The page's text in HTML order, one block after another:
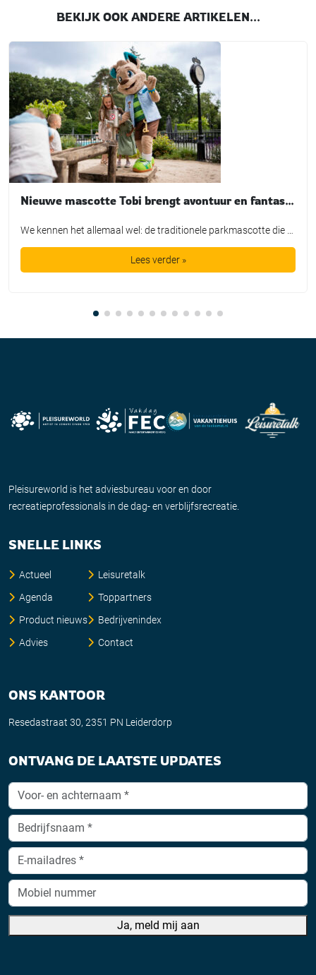
BEKIJK OOK ANDERE ARTIKELEN...
Nieuwe mascotte Tobi brengt avontuur en fantasie tot leven bij TopParken
Lees verder »
Pleisureworld is het adviesbureau voor en door
recreatieprofessionals in de dag- en verblijfsrecreatie.
SNELLE LINKS
Actueel
Agenda
Product nieuws
Advies
Leisuretalk
Toppartners
Bedrijvenindex
Contact
ONS KANTOOR
Resedastraat 30, 2351 PN Leiderdorp
ONTVANG DE LAATSTE UPDATES
Ja, meld mij aan